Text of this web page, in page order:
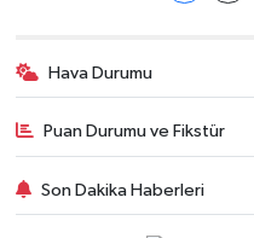
Hava Durumu
Puan Durumu ve Fikstür
Son Dakika Haberleri